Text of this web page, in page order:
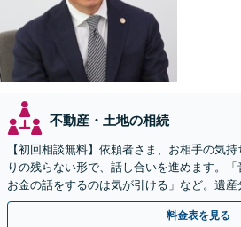
不動産・土地の相続
【初回相談無料】依頼者さま、お相手の気
りの残らない形で、話し合いを進めます。
お金の話をするのは気が引ける」など。遺
棄、使い込みなど、お気軽にご相談ください
料金表を見る